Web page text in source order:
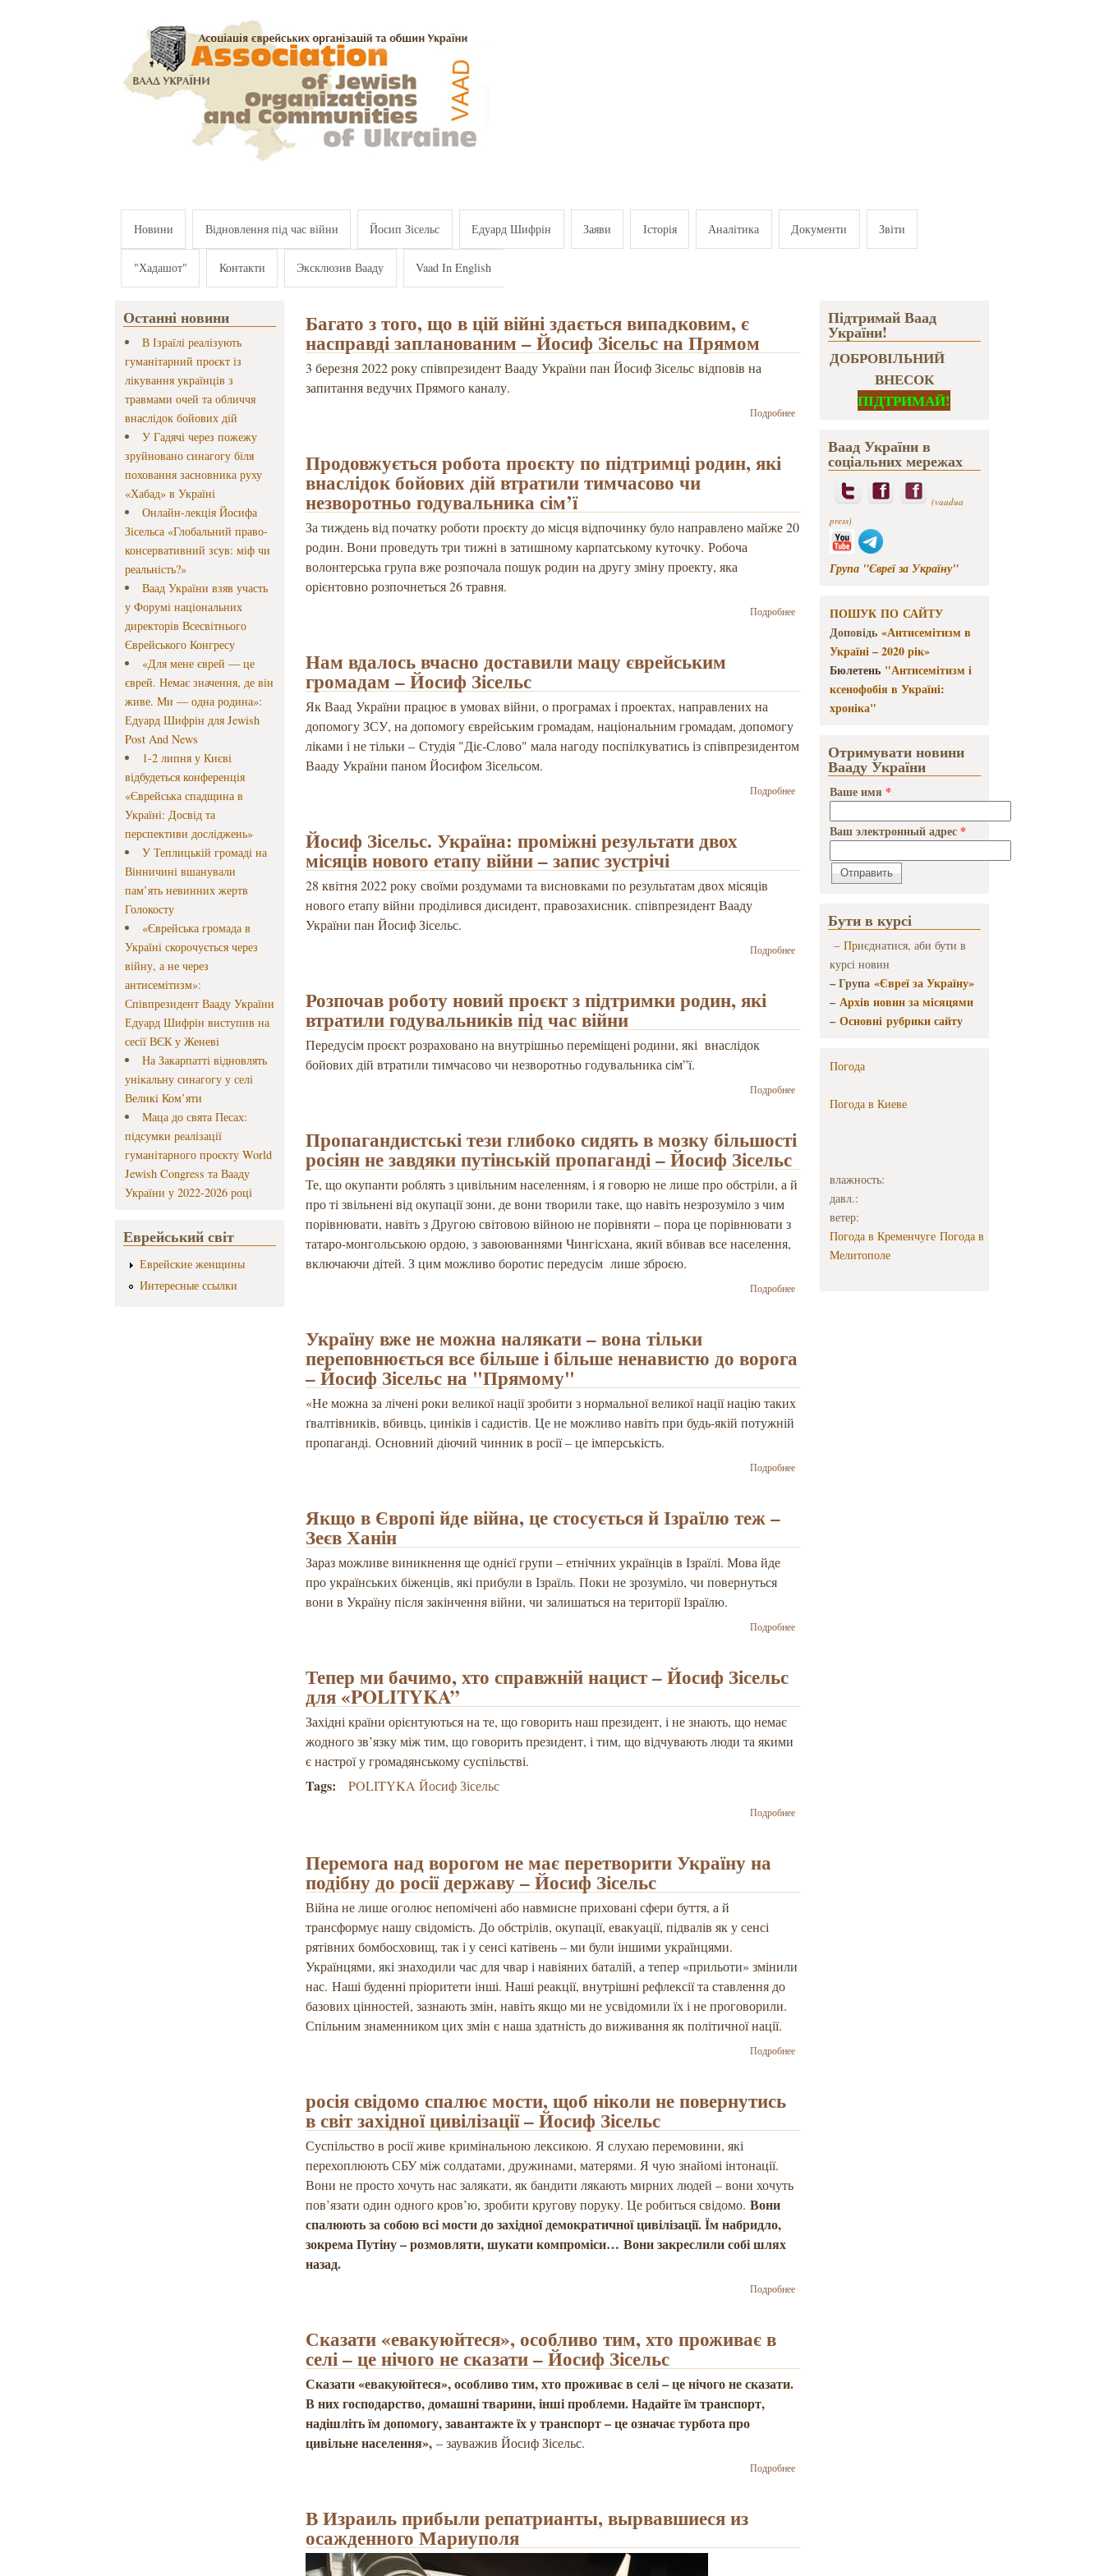
Новини Відновлення під час війни Йосип Зісельс Едуард Шифрін Заяви Історія Аналітика Документи Звіти
"Хадашот" Контакти Эксклюзив Вааду Vaad In English
Останні новини
В Ізраїлі реалізують
гуманітарний проєкт із
лікування українців з
травмами очей та обличчя
внаслідок бойових дій
У Гадячі через пожежу
зруйновано синагогу біля
поховання засновника руху
«Хабад» в Україні
Онлайн-лекція Йосифа
Зісельса «Глобальний право-
консервативний зсув: міф чи
реальність?»
Ваад України взяв участь
у Форумі національних
директорів Всесвітнього
Єврейського Конгресу
«Для мене єврей — це
єврей. Немає значення, де він
живе. Ми — одна родина»:
Едуард Шифрін для Jewish
Post And News
1-2 липня у Києві
відбудеться конференція
«Єврейська спадщина в
Україні: Досвід та
перспективи досліджень»
У Теплицькій громаді на
Вінничині вшанували
пам’ять невинних жертв
Голокосту
«Єврейська громада в
Україні скорочується через
війну, а не через
антисемітизм»:
Співпрезидент Вааду України
Едуард Шифрін виступив на
сесії ВЄК у Женеві
На Закарпатті відновлять
унікальну синагогу у селі
Великі Ком’яти
Маца до свята Песах:
підсумки реалізації
гуманітарного проєкту World
Jewish Congress та Вааду
України у 2022-2026 році
Еврейський світ
Еврейские женщины
Интересные ссылки
Багато з того, що в цій війні здається випадковим, є
насправді запланованим – Йосиф Зісельс на Прямом
3 березня 2022 року співпрезидент Вааду України пан Йосиф Зісельс відповів на
запитання ведучих Прямого каналу.
Подробнеео Багато з
війні здається
випадковим,
є насправді
запланованим
Зісельс на
Прямом
Продовжується робота проєкту по підтримці родин, які
внаслідок бойових дій втратили тимчасово чи
незворотньо годувальника сім’ї
За тиждень від початку роботи проєкту до місця відпочинку було направлено майже 20
родин. Вони проведуть три тижні в затишному карпатському куточку. Робоча
волонтерська група вже розпочала пошук родин на другу зміну проекту, яка
орієнтовно розпочнеться 26 травня.
Подробнеео
робота проєкту
по підтримці
родин, які
бойових дій
втратили
незворотньо
годувальника
Нам вдалось вчасно доставили мацу єврейським
громадам – Йосиф Зісельс
Як Ваад України працює в умовах війни, о програмах і проектах, направлених на
допомогу ЗСУ, на допомогу єврейським громадам, національним громадам, допомогу
ліками і не тільки – Студія "Діє-Слово" мала нагоду поспілкуватись із співпрезидентом
Вааду України паном Йосифом Зісельсом.
Подробнеео Нам
доставили
єврейським
громадам –
Йосиф Зісельс. Україна: проміжні результати двох
місяців нового етапу війни – запис зустрічі
28 квітня 2022 року своїми роздумами та висновками по результатам двох місяців
нового етапу війни проділився дисидент, правозахисник. співпрезидент Вааду
України пан Йосиф Зісельс.
Подробнеео Йосиф
результати
запис
Розпочав роботу новий проєкт з підтримки родин, які
втратили годувальників під час війни
Передусім проєкт розраховано на внутрішньо переміщені родини, які внаслідок
бойових дій втратили тимчасово чи незворотньо годувальника сім”ї.
Подробнеео Розпочав
роботу новий
підтримки
родин, які
годувальників
під час війни
Пропагандистські тези глибоко сидять в мозку більшості
росіян не завдяки путінській пропаганді – Йосиф Зісельс
Те, що окупанти роблять з цивільним населенням, і я говорю не лише про обстріли, а й
про ті звільнені від окупації зони, де вони творили таке, що навіть незрозуміло з чим
порівнювати, навіть з Другою світовою війною не порівняти – пора це порівнювати з
татаро-монгольською ордою, з завоюваннями Чингісхана, який вбивав все населення,
включаючи дітей. З цим можливо боротис передусім лише зброєю.
Подробнеео
не завдяки
пропаганді –
Йосиф Зісельс
Україну вже не можна налякати – вона тільки
переповнюється все більше і більше ненавистю до ворога
– Йосиф Зісельс на "Прямому"
«Не можна за лічені роки великої нації зробити з нормальної великої нації націю таких
ґвалтівників, вбивць, циніків і садистів. Це не можливо навіть при будь-якій потужній
пропаганді. Основний діючий чинник в росії – це імперськість.
Подробнеео Україну вже
Якщо в Європі йде війна, це стосується й Ізраїлю теж –
Зеєв Ханін
Зараз можливе виникнення ще однієї групи – етнічних українців в Ізраїлі. Мова йде
про українських біженців, які прибули в Ізраїль. Поки не зрозуміло, чи повернуться
вони в Україну після закінчення війни, чи залишаться на території Ізраїлю.
Подробнеео Якщо в
Тепер ми бачимо, хто справжній нацист – Йосиф Зісельс
для «POLITYKA”
Західні країни орієнтуються на те, що говорить наш президент, і не знають, що немає
жодного зв’язку між тим, що говорить президент, і тим, що відчувають люди та якими
є настрої у громадянському суспільстві.
Tags: POLITYKA Йосиф Зісельс
Подробнеео Тепер ми
Перемога над ворогом не має перетворити Україну на
подібну до росії державу – Йосиф Зісельс
Війна не лише оголює непомічені або навмисне приховані сфери буття, а й
трансформує нашу свідомість. До обстрілів, окупації, евакуації, підвалів як у сенсі
рятівних бомбосховищ, так і у сенсі катівень – ми були іншими українцями.
Українцями, які знаходили час для чвар і навіяних баталій, а тепер «прильоти» змінили
нас. Наші буденні пріоритети інші. Наші реакції, внутрішні рефлексії та ставлення до
базових цінностей, зазнають змін, навіть якщо ми не усвідомили їх і не проговорили.
Спільним знаменником цих змін є наша здатність до виживання як політичної нації.
Подробнеео Перемога
росія свідомо спалює мости, щоб ніколи не повернутись
в світ західної цивілізації – Йосиф Зісельс
Суспільство в росії живе кримінальною лексикою. Я слухаю перемовини, які
перехоплюють СБУ між солдатами, дружинами, матерями. Я чую знайомі інтонації.
Вони не просто хочуть нас залякати, як бандити лякають мирних людей – вони хочуть
пов’язати один одного кров’ю, зробити кругову поруку. Це робиться свідомо.Вони
спалюють за собою всі мости до західної демократичної цивілізації. Їм набридло,
зокрема Путіну – розмовляти, шукати компроміси… Вони закреслили собі шлях
назад.
Подробнеео росія
Сказати «евакуюйтеся», особливо тим, хто проживає в
селі – це нічого не сказати – Йосиф Зісельс
Сказати «евакуюйтеся», особливо тим, хто проживає в селі – це нічого не сказати.
В них господарство, домашні тварини, інші проблеми. Надайте їм транспорт,
надішліть їм допомогу, завантажте їх у транспорт – це означає турбота про
цивільне населення», – зауважив Йосиф Зісельс.
Подробнеео Сказати
В Израиль прибыли репатрианты, вырвавшиеся из
осажденного Мариуполя
Підтримай Ваад
України!
ДОБРОВІЛЬНИЙ
ВНЕСОК
ПІДТРИМАЙ!
Ваад України в
соціальних мережах
(vaadua
press)
Група "Євреї за Україну"
ПОШУК ПО САЙТУ
Доповідь «Антисемітизм в
Україні – 2020 рік»
Бюлетень "Антисемітизм і
ксенофобія в Україні:
хроніка"
Отримувати новини
Вааду України
Ваше имя *
Ваш электронный адрес *
Бути в курсі
– Приєднатися, аби бути в
курсі новин
– Група «Євреї за Україну»
–Архів новин за місяцями
–Основні рубрики сайту
Погода
Погода в Киеве
влажность:
давл.:
ветер:
Погода в Кременчуге Погода в
Мелитополе